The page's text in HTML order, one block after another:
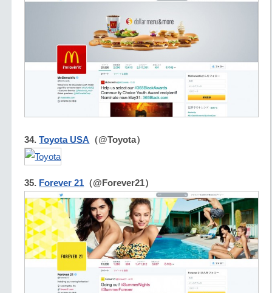
34.Toyota USA （@Toyota）
35. Forever 21 （@Forever21）